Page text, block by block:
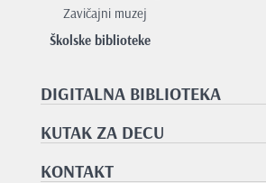
Zavičajni muzej
Školske biblioteke
DIGITALNA BIBLIOTEKA
KUTAK ZA DECU
KONTAKT